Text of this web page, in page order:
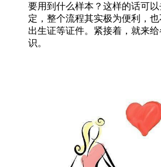
要用到什么样本？这样的话可
定，整个流程其实极为便利，也
出生证等证件。紧接着，就来
识。